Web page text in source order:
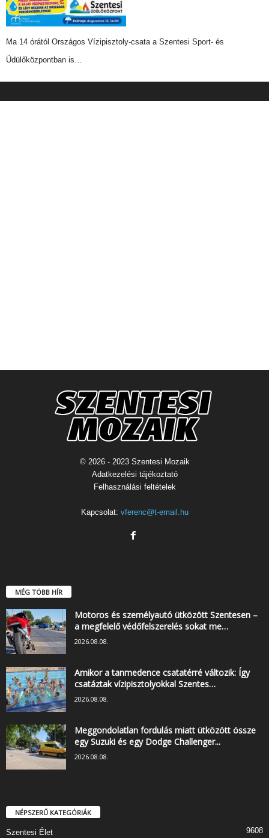
Ma 14 órától Országos Vízipisztoly-csata a Szentesi Sport- és
Üdülőközpontban is…
© 2026 - 2023 Szentesi Mozaik
Adatkezelési tájékoztató
Felhasználási feltételek
Kapcsolat: vferenc@t-email.hu
MÉG TÖBB HÍR
Motoros és személyautó ütközött Szentesen –
a megfelelő védőfelszerelés sokat me…
2026.08.08.
Amikor a tanmedence csatatérré változik: Így
csatáztak vízipisztolyokkal Szentes…
2026.08.08.
Meggondolatlan fordulás miatt ütközött össze
egy Suzuki és egy Dodge Challenger...
2026.08.08.
NÉPSZERŰ KATEGÓRIÁK
Szentesi Élet 9608